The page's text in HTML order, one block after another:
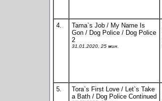
4.
Tama`s Job / My Name Is
Gon / Dog Police / Dog Police
2
31.01.2020, 25 мин.
5.
Tora`s First Love / Let`s Take
a Bath / Dog Police Continued